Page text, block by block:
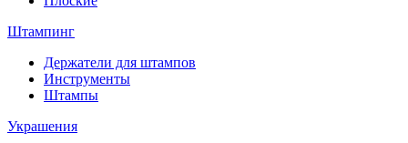
Штампинг
Держатели для штампов
Инструменты
Штампы
Украшения